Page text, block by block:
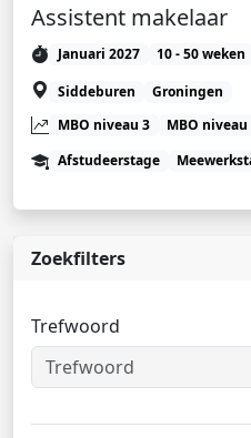
Zoekfilters
Trefwoord
Assistent makelaar
Januari 2027 10 - 50 weken
Siddeburen
Groningen
MBO niveau 3
MBO niveau
Afstudeerstage